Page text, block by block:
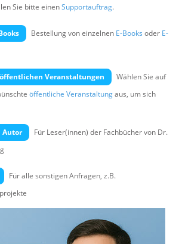
Sie bitte einenSupportauftrag.
Bestellung von einzelnen E-Books oder E-
Veranstaltungen
Wählen Sie auf
öffentliche Veranstaltungaus, um sich
Autor
Für Leser(innen) der Fachbücher von Dr.
Für alle sonstigen Anfragen, z.B.